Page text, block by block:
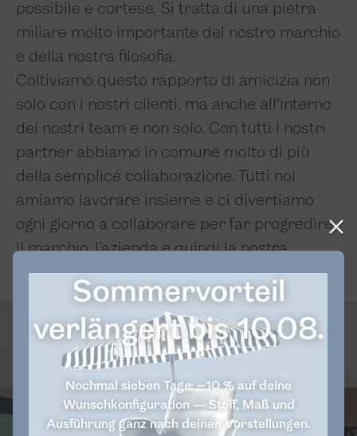
possibile e cortese. Si tratta di una pietra
miliare molto importante del nostro marchio
e della nostra filosofia.
Coltiviamo questo rapporto di amicizia non
solo con i nostri clienti, ma anche all’interno
dei nostri team e non solo. Con tutti i nostri
partner abbiamo in comune molto di più
della semplice collaborazione. Tutti noi
amiamo lavorare insieme e ci divertiamo
ogni giorno a collaborare per far progredire
il marchio, l’azienda e quindi la nostra
missione.
Sommervorteil
verlängert bis 10.08.
Nochmal sieben Tage: −10 % auf deine
Wunschkonfiguration — Stoff, Maß und
Ausführung ganz nach deinen Vorstellungen.